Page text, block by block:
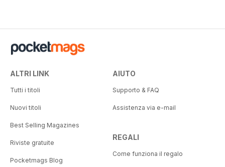
ALTRI LINK
Tutti i titoli
Nuovi titoli
Best Selling Magazines
Riviste gratuite
Pocketmags Blog
AIUTO
Supporto & FAQ
Assistenza via e-mail
REGALI
Come funziona il regalo